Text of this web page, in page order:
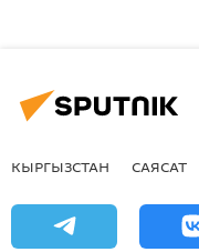
КЫРГЫЗСТАН САЯСАТ